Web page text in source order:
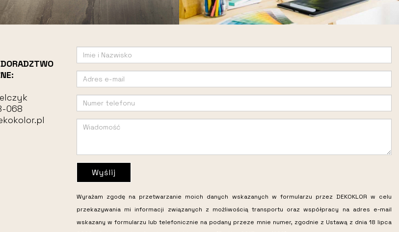
068
Wyślij
Wyrażam zgodę na przetwarzanie moich danych wskazanych w formularzu przez DEKOKLOR w celu
przekazywania mi informacji związanych z możliwością transportu oraz współpracy na adres e-mail
wskazany w formularzu lub telefonicznie na podany przeze mnie numer, zgodnie z Ustawą z dnia 18 lipca